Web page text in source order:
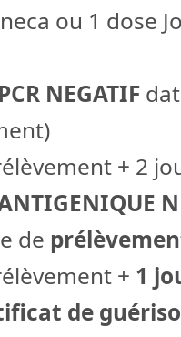
ou 1 dose
PCR NEGATIF
+ 2
de
+ 1
de